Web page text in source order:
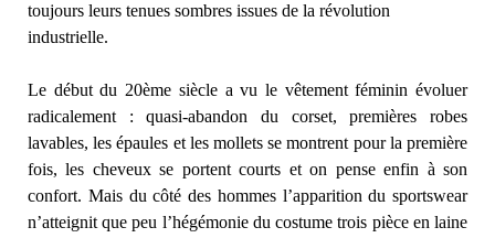
toujours leurs tenues sombres issues de la révolution
industrielle.
Le début du 20ème siècle a vu le vêtement féminin évoluer
radicalement : quasi-abandon du corset, premières robes
lavables, les épaules et les mollets se montrent pour la première
fois, les cheveux se portent courts et on pense enfin à son
confort. Mais du côté des hommes l’apparition du sportswear
n’atteignit que peu l’hégémonie du costume trois pièce en laine